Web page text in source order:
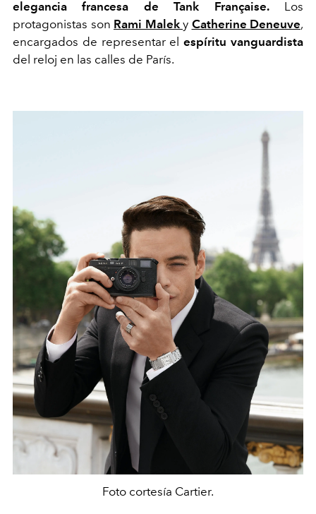
elegancia francesa de Tank Française.Los
protagonistas son Rami Malek y Catherine Deneuve,
encargados de representar elespíritu vanguardista
del reloj en las calles de París.
Foto cortesía Cartier.